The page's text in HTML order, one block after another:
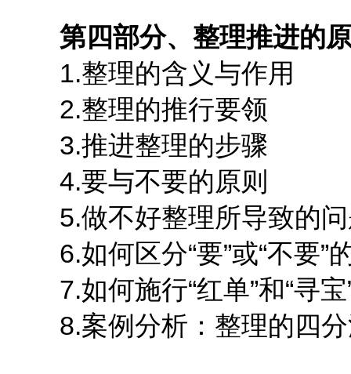
第四部分、整理推进的
1.整理的含义与作用
2.整理的推行要领
3.推进整理的步骤
4.要与不要的原则
5.做不好整理所导致的问
6.如何区分“要”或“不要”
7.如何施行“红单”和“寻宝
8.案例分析：整理的四分